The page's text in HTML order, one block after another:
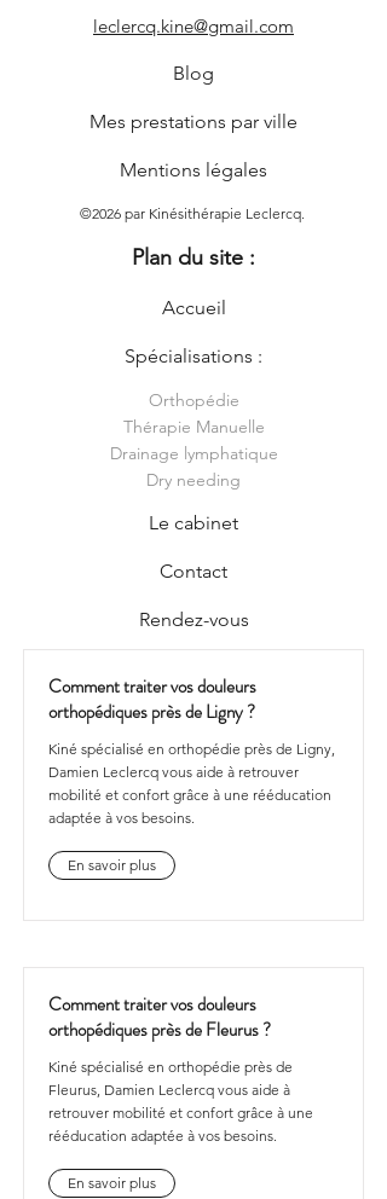
leclercq.kine@gmail.com
Blog
Mes prestations par ville
Mentions légales
©2026 par Kinésithérapie Leclercq.
Plan du site :
Accueil
Spécialisations :
Orthopédie
Thérapie Manuelle
Drainage lymphatique
Dry needing
Le cabinet
Contact
Rendez-vous
Comment traiter vos douleurs
orthopédiques près de Ligny ?
Kiné spécialisé en orthopédie près de Ligny,
Damien Leclercq vous aide à retrouver
mobilité et confort grâce à une rééducation
adaptée à vos besoins.
En savoir plus
Comment traiter vos douleurs
orthopédiques près de Fleurus ?
Kiné spécialisé en orthopédie près de
Fleurus, Damien Leclercq vous aide à
retrouver mobilité et confort grâce à une
rééducation adaptée à vos besoins.
En savoir plus